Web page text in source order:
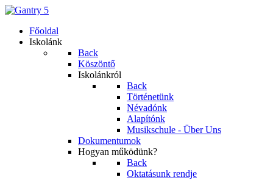
Főoldal
Iskolánk
Back
Köszöntő
Iskolánkról
Back
Történetünk
Névadónk
Alapítónk
Musikschule - Über Uns
Dokumentumok
Hogyan működünk?
Back
Oktatásunk rendje